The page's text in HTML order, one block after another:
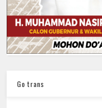
Go trans